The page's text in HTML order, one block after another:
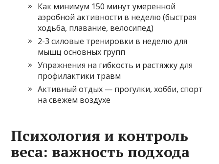
Как минимум 150 минут умеренной
аэробной активности в неделю (быстрая
ходьба, плавание, велосипед)
2-3 силовые тренировки в неделю для
мышц основных групп
Упражнения на гибкость и растяжку для
профилактики травм
Активный отдых — прогулки, хобби, спорт
на свежем воздухе
Психология и контроль
веса: важность подхода